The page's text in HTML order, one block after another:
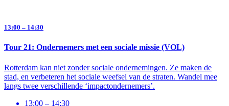
13:00 – 14:30
Tour 21: Ondernemers met een sociale missie (VOL)
Rotterdam kan niet zonder sociale ondernemingen. Ze maken de
stad, en verbeteren het sociale weefsel van de straten. Wandel mee
langs twee verschillende ‘impactondernemers’.
13:00 – 14:30